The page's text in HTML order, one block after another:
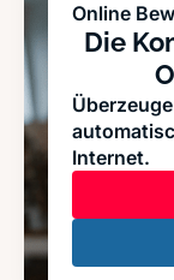
Online
Die
Internet.